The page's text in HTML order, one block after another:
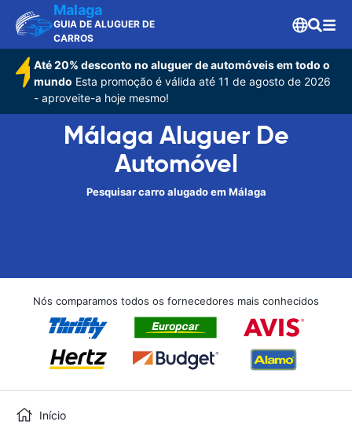
Malaga
GUIA DE ALUGUER DE
CARROS
Até 20% desconto no aluguer de automóveis em todo o
mundo Esta promoção é válida até 11 de agosto de 2026
- aproveite-a hoje mesmo!
Málaga Aluguer De
Automóvel
Pesquisar carro alugado em Málaga
Nós comparamos todos os fornecedores mais conhecidos
Início